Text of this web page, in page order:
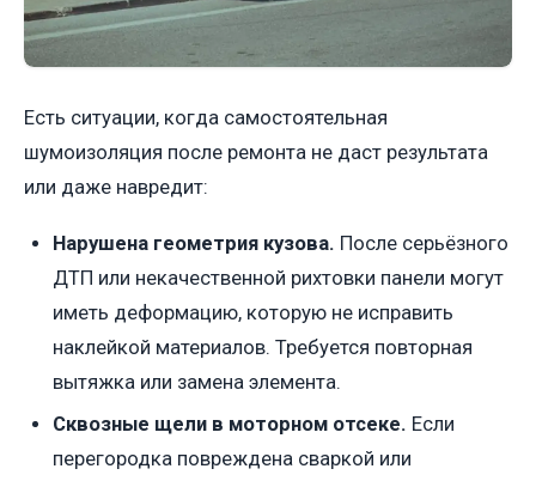
Есть ситуации, когда самостоятельная
шумоизоляция после ремонта не даст результата
или даже навредит:
Нарушена геометрия кузова. После серьёзного
ДТП или некачественной рихтовки панели могут
иметь деформацию, которую не исправить
наклейкой материалов. Требуется повторная
вытяжка или замена элемента.
Сквозные щели в моторном отсеке. Если
перегородка повреждена сваркой или